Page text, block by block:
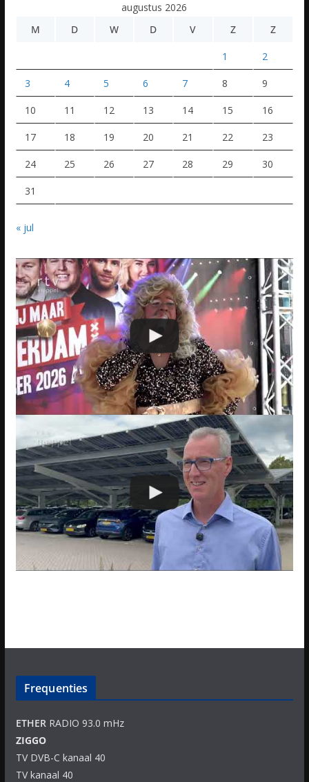
augustus 2026
M
D W D V Z Z
1 2
3 4 5 6 7 8 9
10 11 12 13 14 15 16
17 18 19 20 21 22 23
24 25 26 27 28 29 30
31
« jul
Frequenties
ETHERRADIO 93.0 mHz
ZIGGO
TV DVB-C kanaal 40
TV kanaal 40